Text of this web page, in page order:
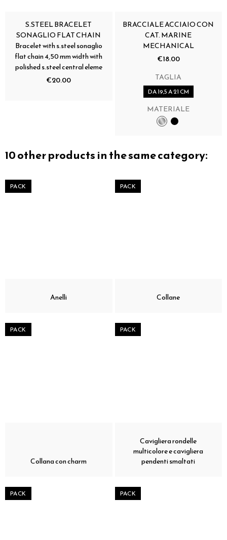
S.STEEL BRACELET
SONAGLIO FLAT CHAIN
Bracelet with s.steel sonaglio
flat chain 4,50 mm width with
polished s.steel central eleme
€20.00
BRACCIALE ACCIAIO CON
CAT. MARINE
MECHANICAL
€18.00
TAGLIA
DA 19,5 A 21 CM
MATERIALE
10 other products in the same category:
PACK
Anelli
PACK
Collane
PACK
Collana con charm
PACK
Cavigliera rondelle
multicolore e cavigliera
pendenti smaltati
PACK PACK